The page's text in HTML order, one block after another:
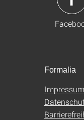
Formalia
Impressum